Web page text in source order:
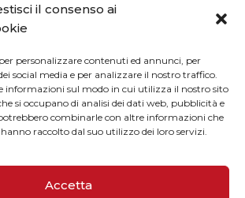
il consenso ai
personalizzare contenuti ed annunci, per
social media e per analizzare il nostro traffico.
informazioni sul modo in cui utilizza il nostro sito
si occupano di analisi dei dati web, pubblicità e
combinarle con altre informazioni che
raccolto dal suo utilizzo dei loro servizi.
Accetta
alla newsletter
il tuo indirizzo email